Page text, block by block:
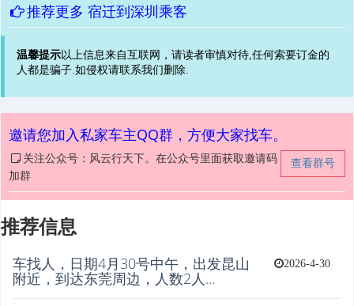
推荐更多 宿迁到深圳乘客
温馨提示以上信息来自互联网，请读者审慎对待,任何索要订金的
人都是骗子.如侵权请联系我们删除.
邀请您加入私家车主QQ群，方便大家找车。
查看群号
关注公众号：风云行天下。在公众号里面获取邀请码
加群
推荐信息
2026-4-30
车找人，日期4月30号中午，出发昆山
附近，到达东莞周边，人数2人...